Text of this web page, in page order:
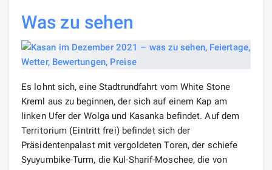
Was zu sehen
Es lohnt sich, eine Stadtrundfahrt vom White Stone
Kreml aus zu beginnen, der sich auf einem Kap am
linken Ufer der Wolga und Kasanka befindet. Auf dem
Territorium (Eintritt frei) befindet sich der
Präsidentenpalast mit vergoldeten Toren, der schiefe
Syuyumbike-Turm, die Kul-Sharif-Moschee, die von